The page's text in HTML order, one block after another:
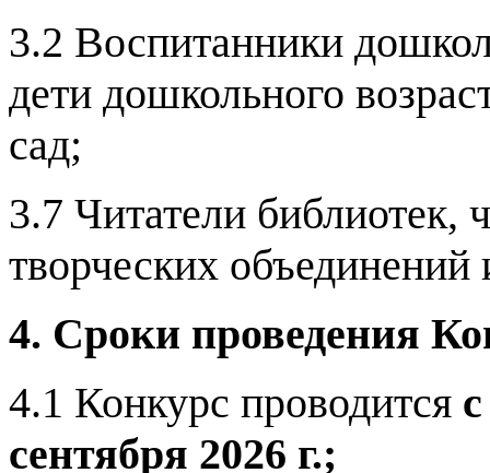
3.2 Воспитанники
дети дошкольного
сад;
3.7 Читатели библиотек,
творческих объединений
4. Сроки проведения
4.1 Конкурс проводится
сентября 2026 г.;